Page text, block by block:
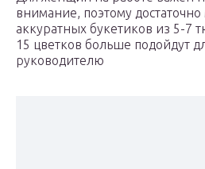
внимание, поэтому
аккуратных букетиков из 5-7
15 цветков больше подойдут
руководителю